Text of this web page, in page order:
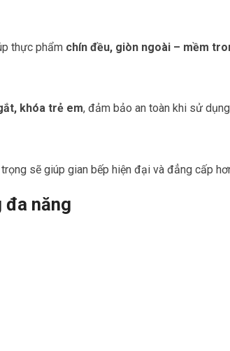
thực phẩm chín đều, giòn ngoài – mềm
khóa trẻ em, đảm bảo an toàn khi sử
sẽ giúp gian bếp hiện đại và đẳng cấp
đa năng